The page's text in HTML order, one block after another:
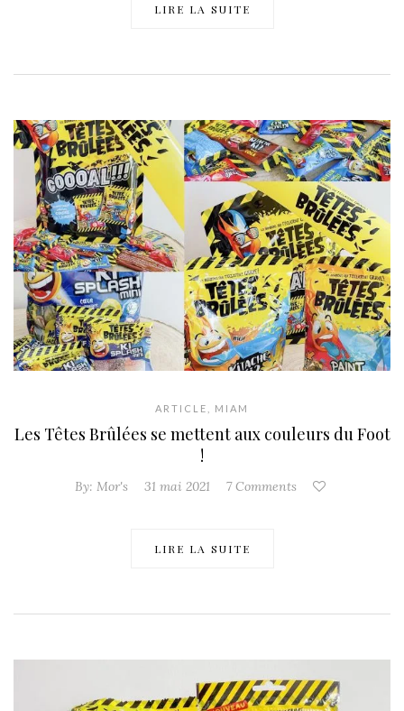
LIRE LA SUITE
ARTICLE MIAM
Les Têtes Brûlées se mettent aux couleurs du Foot
!
By: Mor's 31 mai 2021 7 Comments
LIRE LA SUITE